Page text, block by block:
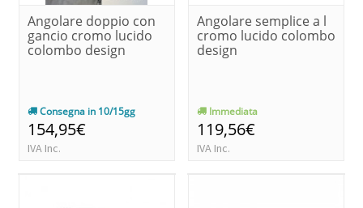
Angolare doppio con
gancio cromo lucido
colombo design
Consegna in 10/15gg
154,95€
IVA Inc.
Angolare semplice a l
cromo lucido colombo
design
Immediata
119,56€
IVA Inc.